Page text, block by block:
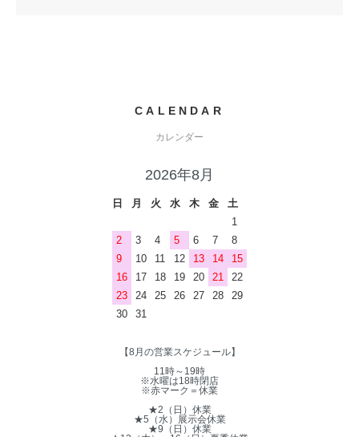
CALENDAR
カレンダー
2026年8月
日 月 火 水 木 金
土
1
2
3 4 5 6 7
8
9
10 11 12 13 14
15
16
17 18 19 20 21
22
23
24 25 26 27 28
29
30
31
【8月の営業スケジュール】
11時～19時
※水曜は18時閉店
※赤マーク＝休業
★2（日）休業
★5（水）展示会休業
★9（日）休業